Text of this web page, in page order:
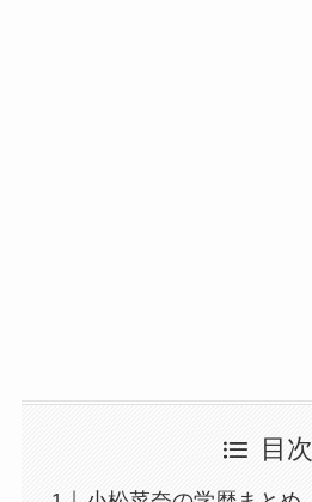
目次